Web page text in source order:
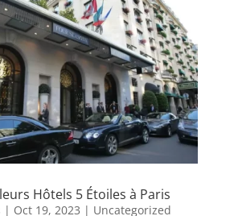
Hôtels 5 Étoiles à Paris
| Oct 19, 2023 | Uncategorized